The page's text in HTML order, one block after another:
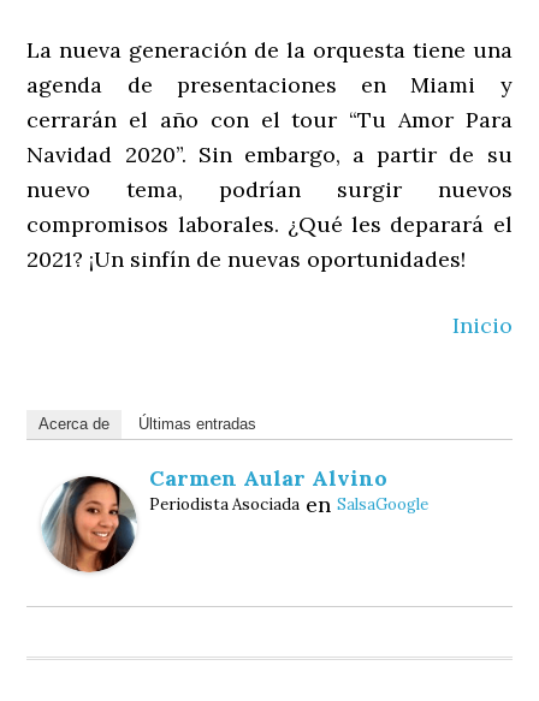
La nueva generación de la orquesta tiene una
agenda de presentaciones en Miami y
cerrarán el año con el tour “Tu Amor Para
Navidad 2020”. Sin embargo, a partir de su
nuevo tema, podrían surgir nuevos
compromisos laborales. ¿Qué les deparará el
2021? ¡Un sinfín de nuevas oportunidades!
Inicio
Acerca de Últimas entradas
Carmen Aular Alvino
Periodista Asociada enSalsaGoogle